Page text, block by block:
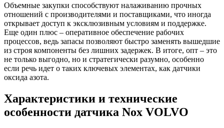
Объемные закупки способствуют налаживанию прочных
отношений с производителями и поставщиками, что иногда
открывает доступ к эксклюзивным условиям и поддержке.
Еще один плюс – оперативное обеспечение рабочих
процессов, ведь запасы позволяют быстро заменять вышедшие
из строя компоненты без лишних задержек. В итоге, опт – это
не только выгодно, но и стратегически разумно, особенно
если речь идет о таких ключевых элементах, как датчики
оксида азота.
Характеристики и технические
особенности датчика Nox VOLVO